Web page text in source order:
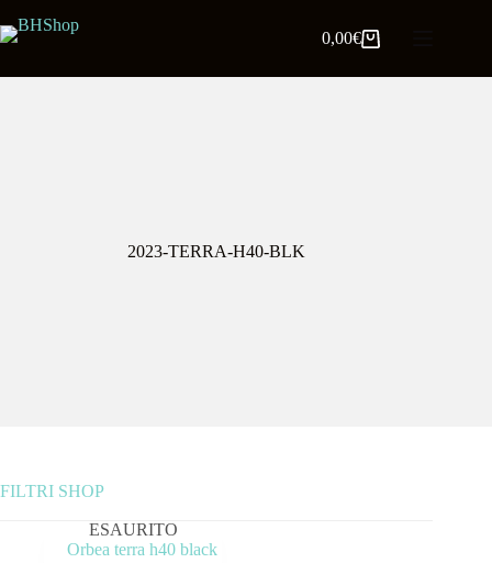
0,00€
2023-TERRA-H40-BLK
FILTRI SHOP
ESAURITO